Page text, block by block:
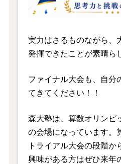
実力はさるものながら、
発揮できたことが素晴ら
ファイナル大会も、自分
てきてください！！
森大塾は、算数オリンピ
の会場になっています。
トライアル大会の段階か
興味がある方はぜひ来年